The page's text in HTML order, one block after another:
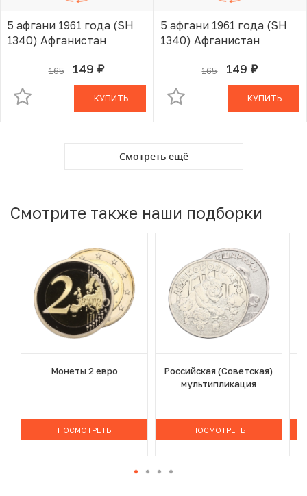
5 афгани 1961 года (SH
1340) Афганистан
165 149 руб.
В КОРЗИНЕ
КУПИТЬ
5 афгани 1961 года (SH
1340) Афганистан
165 149 руб.
В КОРЗИНЕ
КУПИТЬ
Смотреть ещё
Смотрите также наши подборки
Монеты 2 евро
ПОСМОТРЕТЬ
Российская (Советская)
мультипликация
ПОСМОТРЕТЬ